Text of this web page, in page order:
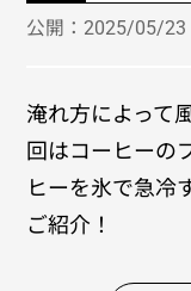
公開：2025/05/23
淹れ方によって
回はコーヒーの
ヒーを氷で急冷
ご紹介！